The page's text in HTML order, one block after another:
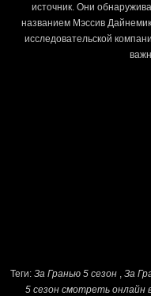
источник. Они
названием Мэссив
исследовательской
Теги: За Гранью 5 сезон За
5 сезон смотреть онлайн